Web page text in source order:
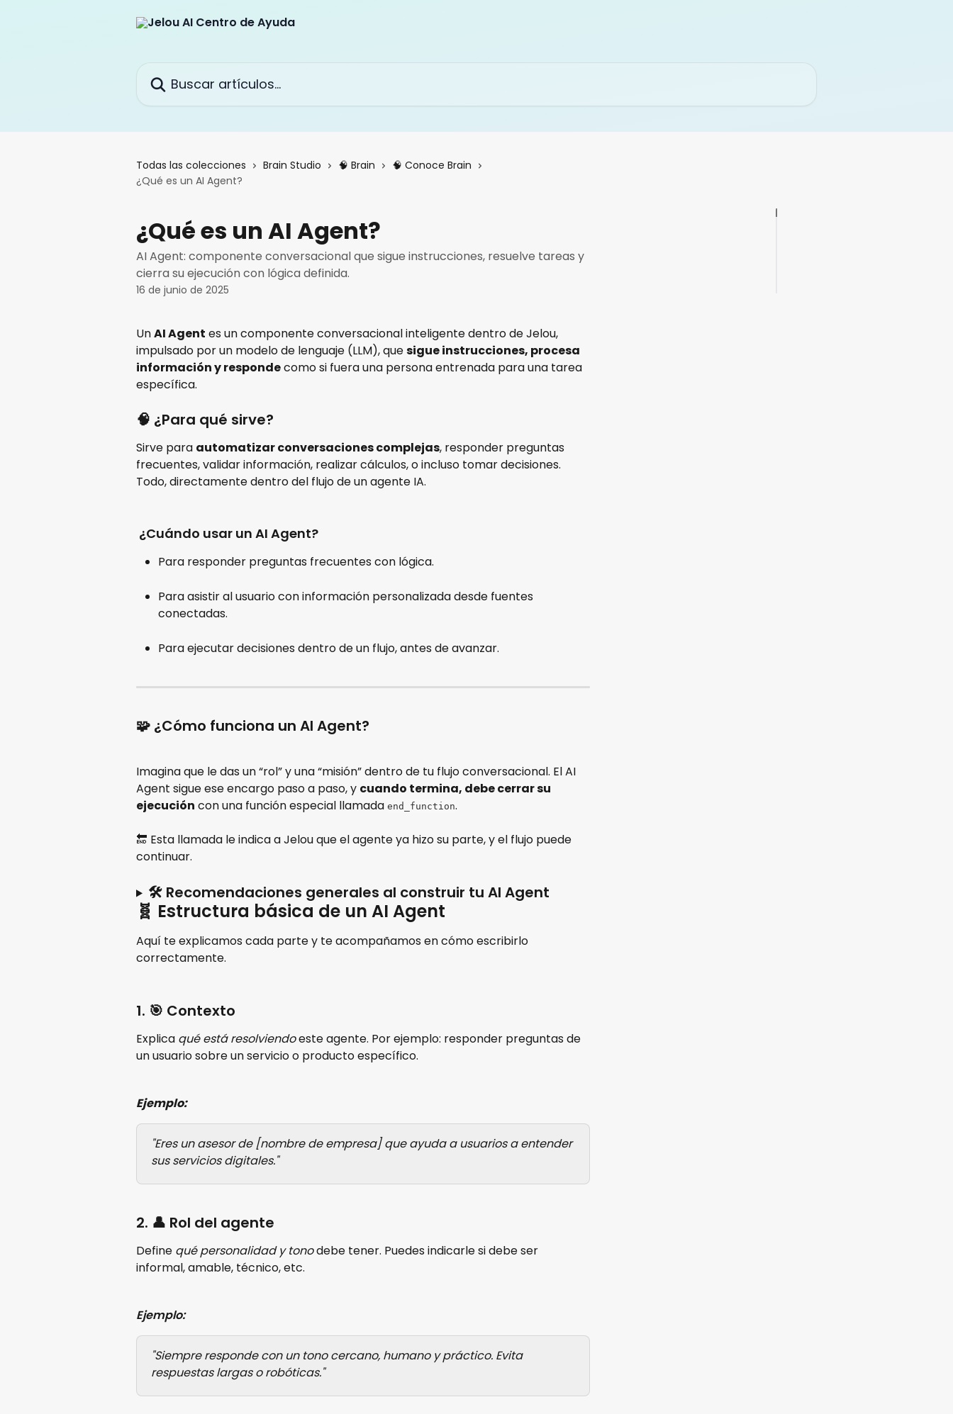
Todas las colecciones Brain Studio 🧠 Brain
🧠 Conoce Brain
¿Qué es un AI Agent?
¿Qué es un AI Agent?
AI Agent: componente conversacional que sigue instrucciones, resuelve tareas y
cierra su ejecución con lógica definida.
16 de junio de 2025
Un AI Agent es un componente conversacional inteligente dentro de Jelou,
impulsado por un modelo de lenguaje (LLM), que sigue instrucciones, procesa
información y responde como si fuera una persona entrenada para una tarea
específica.
🧠 ¿Para qué sirve?
Sirve para automatizar conversaciones complejas, responder preguntas
frecuentes, validar información, realizar cálculos, o incluso tomar decisiones.
Todo, directamente dentro del flujo de un agente IA.
¿Cuándo usar un AI Agent?
Para responder preguntas frecuentes con lógica.
Para asistir al usuario con información personalizada desde fuentes
conectadas.
Para ejecutar decisiones dentro de un flujo, antes de avanzar.
🧩 ¿Cómo funciona un AI Agent?
Imagina que le das un “rol” y una “misión” dentro de tu flujo conversacional. El AI
Agent sigue ese encargo paso a paso, y cuando termina, debe cerrar su
ejecución con una función especial llamada end_function.
🔚 Esta llamada le indica a Jelou que el agente ya hizo su parte, y el flujo puede
continuar.
🛠️ Recomendaciones generales al construir tu AI Agent
🧬 Estructura básica de un AI Agent
Aquí te explicamos cada parte y te acompañamos en cómo escribirlo
correctamente.
1. 🎯 Contexto
Explica qué está resolviendo este agente. Por ejemplo: responder preguntas de
un usuario sobre un servicio o producto específico.
Ejemplo:
"Eres un asesor de [nombre de empresa] que ayuda a usuarios a entender
sus servicios digitales."
2. 👤 Rol del agente
Define qué personalidad y tono debe tener. Puedes indicarle si debe ser
informal, amable, técnico, etc.
Ejemplo:
"Siempre responde con un tono cercano, humano y práctico. Evita
respuestas largas o robóticas."